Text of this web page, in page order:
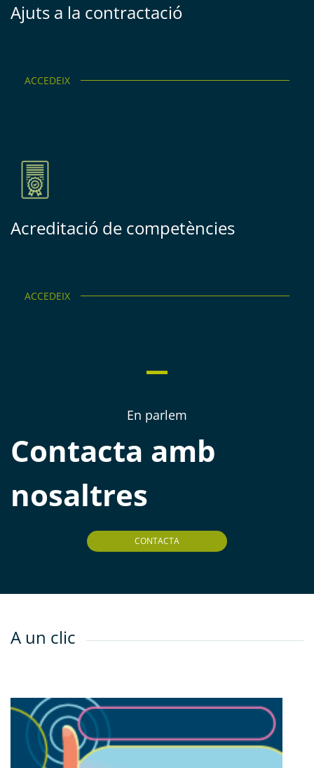
Ajuts a la contractació
ACCEDEIX
Acreditació de competències
ACCEDEIX
En parlem
Contacta amb
nosaltres
CONTACTA
A un clic